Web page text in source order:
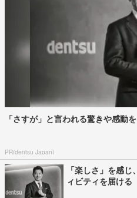
「さすが」と言われる驚きや感動
PR(dentsu Japan)
「楽しさ」を感
ィビティを届ける